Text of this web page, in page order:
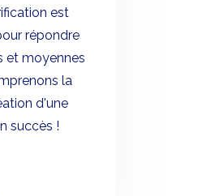
est
répondre
et moyennes
la
d'une
succès !